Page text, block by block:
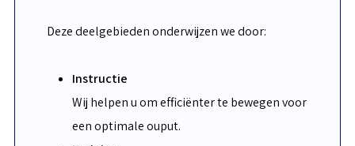
Deze deelgebieden onderwijzen we door:
Instructie
Wij helpen u om efficiënter te bewegen voor
een optimale ouput.